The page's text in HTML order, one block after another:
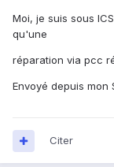
Moi, je suis sous
qu'une
réparation via pcc
Envoyé depuis mon
Citer